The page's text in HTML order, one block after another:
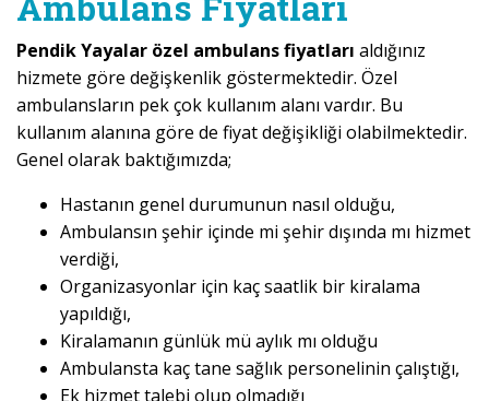
Pendik Yayalar özel ambulans fiyatları aldığınız
hizmete göre değişkenlik göstermektedir. Özel
ambulansların pek çok kullanım alanı vardır. Bu
kullanım alanına göre de fiyat değişikliği olabilmektedir.
Genel olarak baktığımızda;
Hastanın genel durumunun nasıl olduğu,
Ambulansın şehir içinde mi şehir dışında mı hizmet
verdiği,
Organizasyonlar için kaç saatlik bir kiralama
yapıldığı,
Kiralamanın günlük mü aylık mı olduğu
Ambulansta kaç tane sağlık personelinin çalıştığı,
Ek hizmet talebi olup olmadığı